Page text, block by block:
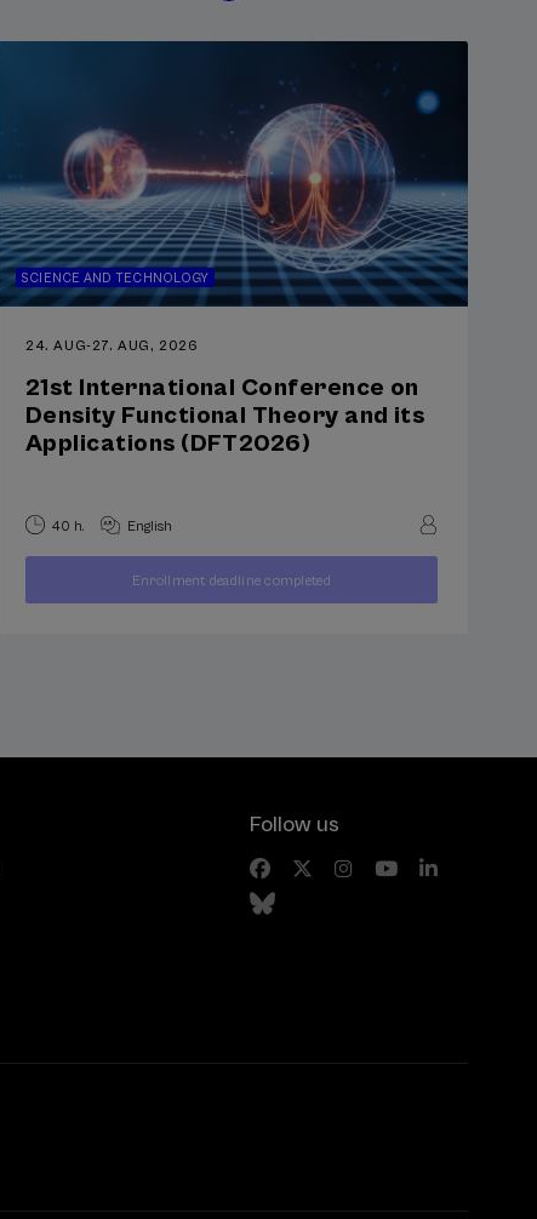
SCIENCE AND TECHNOLOGY
24. AUG-27. AUG, 2026
21st International Conference on
Density Functional Theory and its
Applications (DFT2026)
40 h. English
... FROM 250
Last
places
Free
Date
expired
Enrollment deadline completed
Follow us